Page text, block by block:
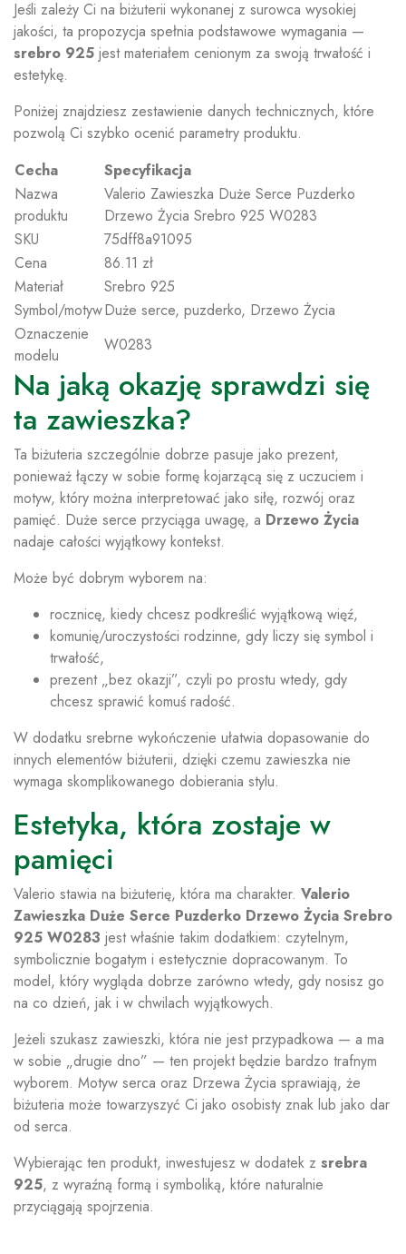
Jeśli zależy Ci na biżuterii wykonanej z surowca wysokiej
jakości, ta propozycja spełnia podstawowe wymagania —
srebro 925 jest materiałem cenionym za swoją trwałość i
estetykę.
Poniżej znajdziesz zestawienie danych technicznych, które
pozwolą Ci szybko ocenić parametry produktu.
Cecha
Specyfikacja
Nazwa
produktu
Valerio Zawieszka Duże Serce Puzderko
Drzewo Życia Srebro 925 W0283
SKU
75dff8a91095
Cena
86.11 zł
Materiał
Srebro 925
Symbol/motywDuże serce, puzderko, Drzewo Życia
Oznaczenie
modelu
W0283
Na jaką okazję sprawdzi się
ta zawieszka?
Ta biżuteria szczególnie dobrze pasuje jako prezent,
ponieważ łączy w sobie formę kojarzącą się z uczuciem i
motyw, który można interpretować jako siłę, rozwój oraz
pamięć. Duże serce przyciąga uwagę, a Drzewo Życia
nadaje całości wyjątkowy kontekst.
Może być dobrym wyborem na:
rocznicę, kiedy chcesz podkreślić wyjątkową więź,
komunię/uroczystości rodzinne, gdy liczy się symbol i
trwałość,
prezent „bez okazji”, czyli po prostu wtedy, gdy
chcesz sprawić komuś radość.
W dodatku srebrne wykończenie ułatwia dopasowanie do
innych elementów biżuterii, dzięki czemu zawieszka nie
wymaga skomplikowanego dobierania stylu.
Estetyka, która zostaje w
pamięci
Valerio stawia na biżuterię, która ma charakter. Valerio
Zawieszka Duże Serce Puzderko Drzewo Życia Srebro
925 W0283 jest właśnie takim dodatkiem: czytelnym,
symbolicznie bogatym i estetycznie dopracowanym. To
model, który wygląda dobrze zarówno wtedy, gdy nosisz go
na co dzień, jak i w chwilach wyjątkowych.
Jeżeli szukasz zawieszki, która nie jest przypadkowa — a ma
w sobie „drugie dno” — ten projekt będzie bardzo trafnym
wyborem. Motyw serca oraz Drzewa Życia sprawiają, że
biżuteria może towarzyszyć Ci jako osobisty znak lub jako dar
od serca.
Wybierając ten produkt, inwestujesz w dodatek z srebra
925, z wyraźną formą i symboliką, które naturalnie
przyciągają spojrzenia.